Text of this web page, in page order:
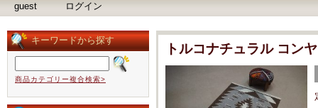
guest
ログイン
キーワードから探す
商品カテゴリー複合検索>
トルコナチュラル コン